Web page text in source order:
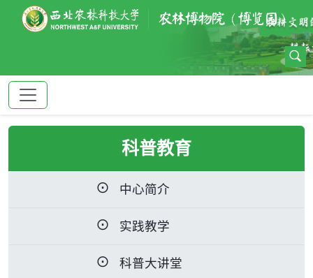
科普教育
中心简介
实践教学
科普大讲堂